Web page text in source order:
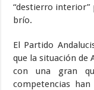
“destierro interior”
brío.
El Partido
que la situación de
con una gran
competencias